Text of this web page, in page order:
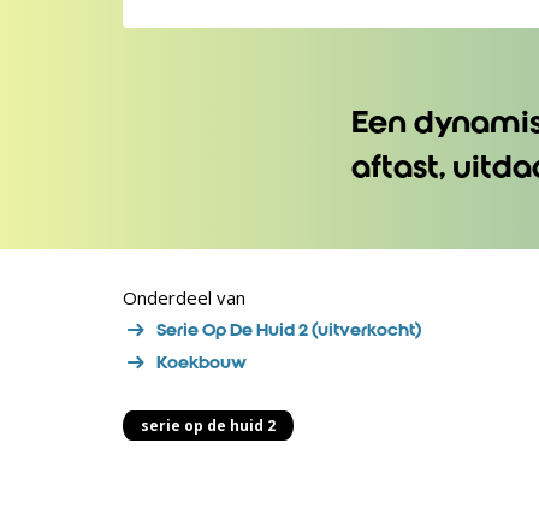
Een
aftast,
Onderdeel van
Serie Op De Huid 2 (uitverkocht)
Koekbouw
serie op de huid 2